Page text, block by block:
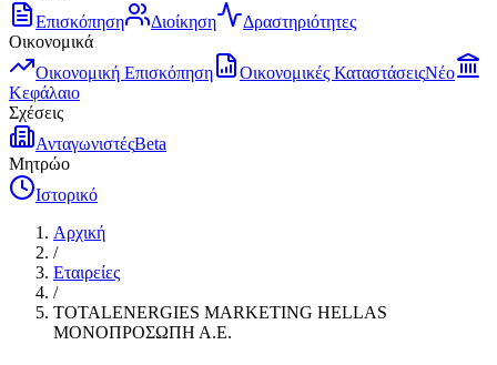
Επισκόπηση
Διοίκηση
Δραστηριότητες
Οικονομικά
Οικονομική Επισκόπηση
Οικονομικές ΚαταστάσειςΝέο
Κεφάλαιο
Σχέσεις
ΑνταγωνιστέςBeta
Μητρώο
Ιστορικό
Αρχική
/
Εταιρείες
/
TOTALENERGIES MARKETING HELLAS
ΜΟΝΟΠΡΟΣΩΠΗ Α.Ε.